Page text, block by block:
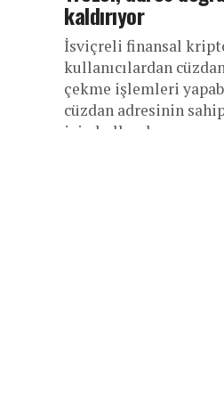
kaldırıyor
İsviçreli finansal kripto
kullanıcılardan
çekme işlemleri
cüzdan adresinin
için kullanılan...